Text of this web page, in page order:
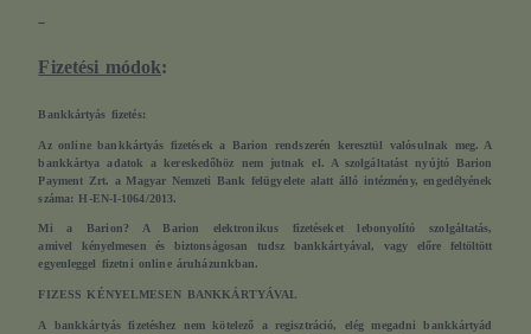
Fizetési módok:
Bankkártyás fizetés:
Az online bankkártyás fizetések a Barion rendszerén keresztül valósulnak meg. A
bankkártya adatok a kereskedőhöz nem jutnak el. A szolgáltatást nyújtó Barion
Payment Zrt. a Magyar Nemzeti Bank felügyelete alatt álló intézmény, engedélyének
száma: H-EN-I-1064/2013.
Mi a Barion? A Barion elektronikus fizetéseket lebonyolító szolgáltatás,
amivel kényelmesen és biztonságosan tudsz bankkártyával, vagy előre feltöltött
egyenleggel fizetni online áruházunkban.
FIZESS KÉNYELMESEN BANKKÁRTYÁVAL
A bankkártyás fizetéshez nem kötelező a regisztráció, elég megadni bankkártyád